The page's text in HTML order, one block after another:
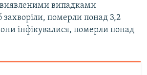
виявленими випадками
захворіли, померли понад 3,2
інфікувалися, померли понад